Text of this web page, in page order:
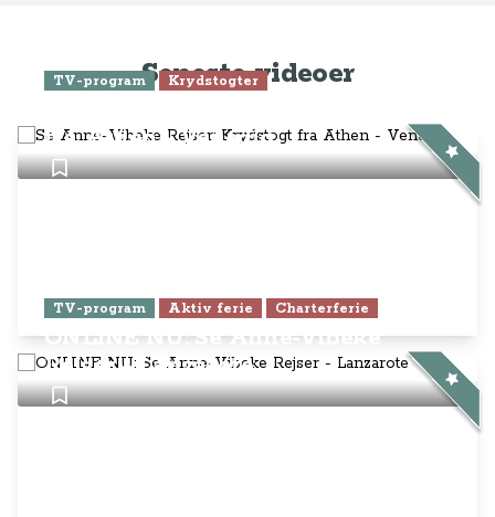
Seneste videoer
TV-program Krydstogter
fra Athen - Venedig
TV-program Aktiv ferie Charterferie
ONLINE NU: Se Anne-Vibeke
Rejser - Lanzarote